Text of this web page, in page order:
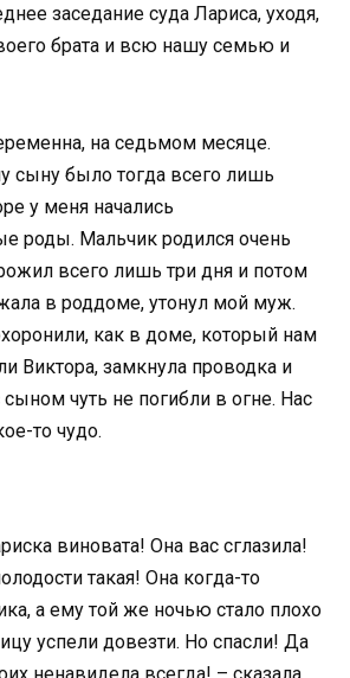
заседание суда Лариса, уходя,
брата и всю нашу семью и
на седьмом месяце.
сыну было тогда всего лишь
у меня начались
роды. Мальчик родился очень
всего лишь три дня и потом
в роддоме, утонул мой муж.
как в доме, который нам
Виктора, замкнула проводка и
чуть не погибли в огне. Нас
то чудо.
виновата! Она вас сглазила!
такая! Она когда-то
а ему той же ночью стало плохо
успели довезти. Но спасли! Да